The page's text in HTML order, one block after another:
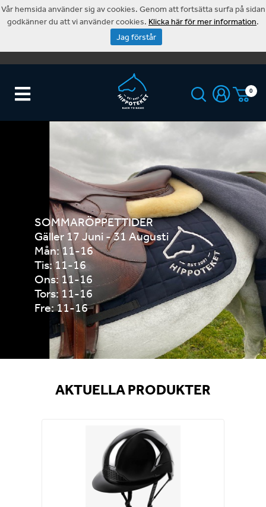
0
SOMMARÖPPETTIDER
Gäller 17 Juni - 31 Augusti
Mån: 11-16
Tis: 11-16
Ons: 11-16
Tors: 11-16
Fre: 11-16
AKTUELLA PRODUKTER
Vår hemsida använder sig av cookies. Genom att fortsätta surfa på sidan
godkänner du att vi använder cookies. Klicka här för mer information.
Jag förstår